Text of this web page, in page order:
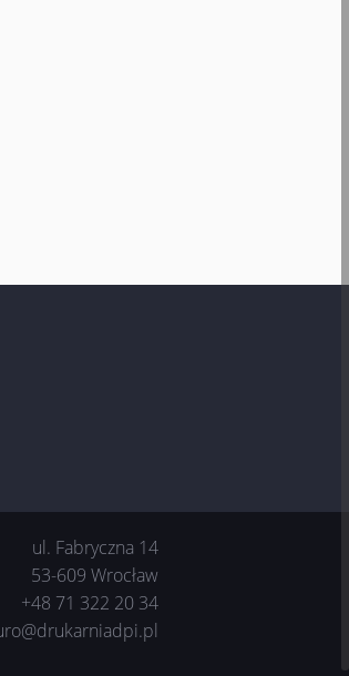
ul. Fabryczna 14
53-609 Wrocław
+48 71 322 20 34